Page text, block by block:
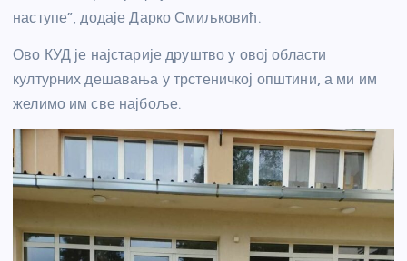
наступе”, додаје Дарко Смиљковић.
Ово КУД је најстарије друштво у овој области
културних дешавања у трстеничкој општини, а ми им
желимо им све најбоље.